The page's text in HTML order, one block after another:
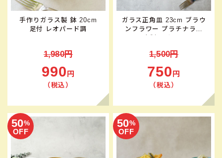
手作りガラス製 鉢 20cm
足付 レオパード調
1,980円
990 円
（税込）
ガラス正角皿 23cm ブラウ
ンフラワー プラチナライ
1,500円
750 円
（税込）
50%
OFF
50%
OFF